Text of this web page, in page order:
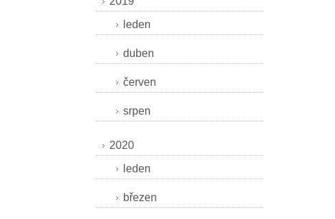
leden
duben
červen
srpen
2020
leden
březen